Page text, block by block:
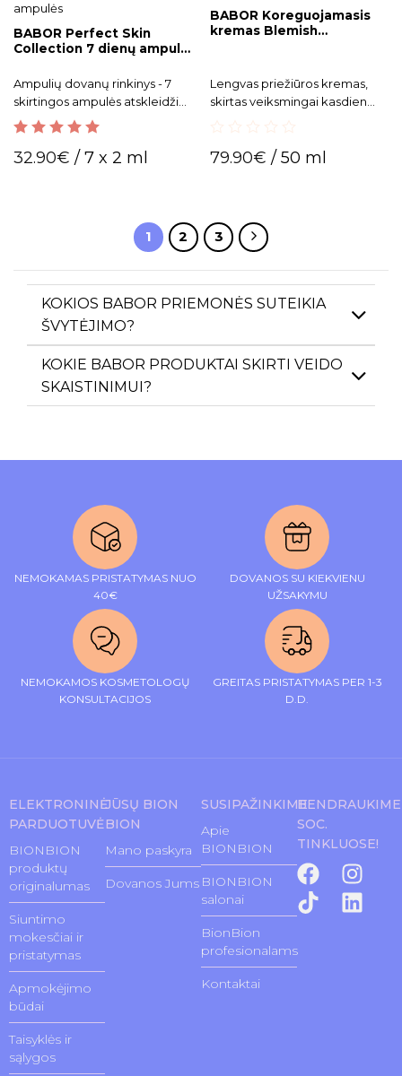
ampulės
BABOR Perfect Skin
Collection 7 dienų ampulių
Ampulių dovanų rinkinys - 7
skirtingos ampulės atskleidžia
odos grožio paslaptį - ikoninių
BABOR ampulių galią.
out of 5
32.90€ / 7 x 2 ml
BABOR Koreguojamasis
kremas Blemish
Lengvas priežiūros kremas,
skirtas veiksmingai kasdien
odą.
out
79.90€ / 50 ml
1 2 3
KOKIOS BABOR PRIEMONĖS SUTEIKIA
ŠVYTĖJIMO?
KOKIE BABOR PRODUKTAI SKIRTI VEIDO
SKAISTINIMUI?
NEMOKAMAS PRISTATYMAS NUO
40€
DOVANOS SU KIEKVIENU
UŽSAKYMU
NEMOKAMOS KOSMETOLOGŲ
KONSULTACIJOS
GREITAS PRISTATYMAS PER 1-3
D.D.
ELEKTRONINĖ
PARDUOTUVĖ
BIONBION
produktų
originalumas
Siuntimo
mokesčiai ir
pristatymas
Apmokėjimo
būdai
Taisyklės ir
sąlygos
JŪSŲ BION
BION
Mano paskyra
Dovanos Jums
SUSIPAŽINKIME
Apie
BIONBION
BIONBION
salonai
BionBion
profesionalams
Kontaktai
BENDRAUKIME
SOC.
TINKLUOSE!